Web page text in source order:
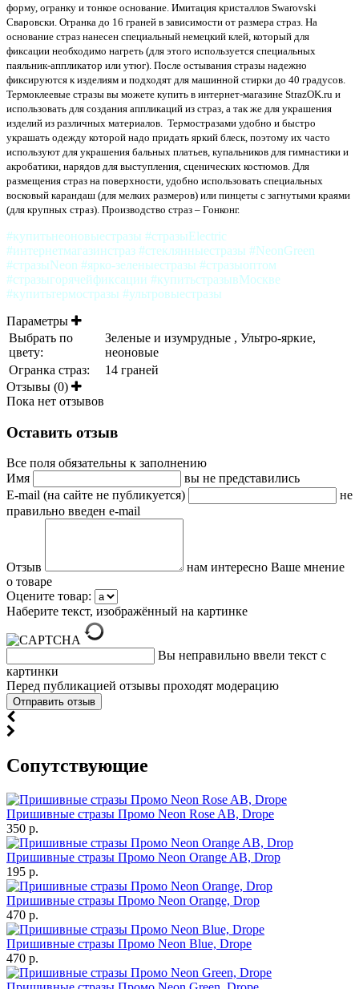
форму, огранку и тонкое основание. Имитация кристаллов Swarovski
Сваровски. Огранка до 16 граней в зависимости от размера страз. На
основание страз нанесен специальный немецкий клей, который для
фиксации необходимо нагреть (для этого используется специальных
паяльник-аппликатор или утюг). После остывания стразы надежно
фиксируются к изделиям и подходят для машинной стирки до 40 градусов.
Термоклеевые стразы вы можете купить в интернет-магазине StrazOK.ru и
использовать для создания аппликаций из страз, а так же для украшения
изделий из различных материалов. Термостразами удобно и быстро
украшать одежду которой надо придать яркий блеск, поэтому их часто
используют для украшения бальных платьев, купальников для гимнастики и
акробатики, нарядов для выступления, сценических костюмов. Для
размещения страз на поверхности, удобно использовать специальных
восковый карандаш (для мелких размеров) или пинцеты с загнутыми краями
(для крупных страз). Производство страз – Гонконг.
#купитьнеоновыестразы #стразыElectric
#интернетмагазинстраз #стеклянныестразы #NeonGreen
#стразыNeon #ярко-зеленыестразы #стразыоптом
#стразыгорячейфиксации #купитьстразывМоскве
#купитьтермостразы #ультровыестразы
Параметры
Выбрать по
цвету:
Зеленые и изумрудные , Ультро-яркие,
неоновые
Огранка страз:
14 граней
Отзывы (0)
Пока нет отзывов
Оставить отзыв
Все поля обязательны к заполнению
Имя
вы не представились
E-mail (на сайте не публикуется)
не
правильно введен e-mail
Отзыв
нам интересно Ваше мнение
о товаре
Оцените товар:
Наберите текст, изображённый на картинке
Вы неправильно ввели текст с
картинки
Перед публикацией отзывы проходят модерацию
Cопутствующие
Пришивные стразы Промо Neon Rose AB, Drope
350 р.
Пришивные стразы Промо Neon Orange AB, Drop
195 р.
Пришивные стразы Промо Neon Orange, Drop
470 р.
Пришивные стразы Промо Neon Blue, Drope
470 р.